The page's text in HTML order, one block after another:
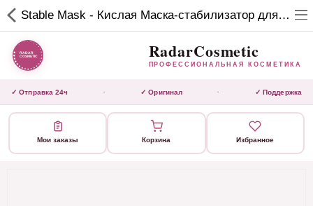
RadarCosmetic
КОСМЕТИКА
✕
Активаторы
Ботокс
Stable Mask - Кислая Маска-стабилизатор для завершения процедур 400 мл
RadarCosmetic
ПРОФЕССИОНАЛЬНАЯ КОСМЕТИКА
✓ Отправка 24ч · ✓ Оригинал · ✓ Поддержка
Мои заказы Корзина Избранное